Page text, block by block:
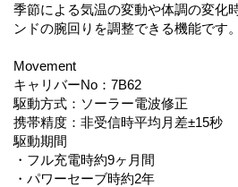
季節による気温の変動や体調の変化
ンドの腕回りを調整できる機能です。
Movement
キャリバーNo：7B62
駆動方式：ソーラー電波修正
携帯精度：非受信時平均月差±15秒
駆動期間
・フル充電時約9ヶ月間
・パワーセーブ時約2年